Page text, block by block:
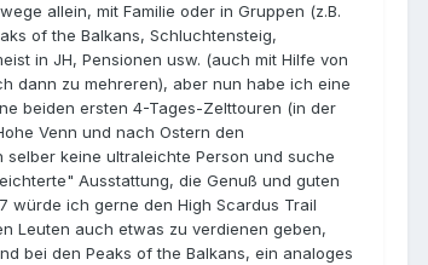
allein, mit Familie oder in Gruppen (z.B.
of the Balkans, Schluchtensteig,
in JH, Pensionen usw. (auch mit Hilfe von
dann zu mehreren), aber nun habe ich eine
beiden ersten 4-Tages-Zelttouren (in der
Venn und nach Ostern den
selber keine ultraleichte Person und suche
Ausstattung, die Genuß und guten
würde ich gerne den High Scardus Trail
Leuten auch etwas zu verdienen geben,
bei den Peaks of the Balkans, ein analoges